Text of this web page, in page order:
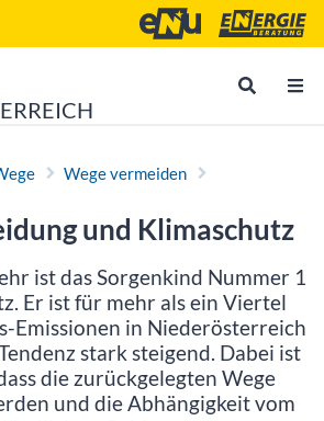
Energie- und
Wege vermeiden
und Klimaschutz
ist das Sorgenkind Nummer 1
Er ist für mehr als ein Viertel
Emissionen in Niederösterreich
stark steigend. Dabei ist
die zurückgelegten Wege
und die Abhängigkeit vom